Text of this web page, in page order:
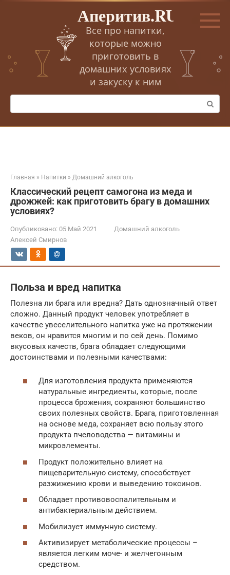
Перейти
Аперитив.RU
Все про напитки,
которые можно
приготовить в
домашних условиях
и закуску к ним
Поиск:
Главная » Напитки » Домашний алкоголь
Классический рецепт самогона из меда и
дрожжей: как приготовить брагу в домашних
условиях?
Опубликовано: 05 Май 2021
Домашний алкоголь
Алексей Смирнов
Польза и вред напитка
Полезна ли брага или вредна? Дать однозначный ответ
сложно. Данный продукт человек употребляет в
качестве увеселительного напитка уже на протяжении
веков, он нравится многим и по сей день. Помимо
вкусовых качеств, брага обладает следующими
достоинствами и полезными качествами:
Для изготовления продукта применяются
натуральные ингредиенты, которые, после
процесса брожения, сохраняют большинство
своих полезных свойств. Брага, приготовленная
на основе меда, сохраняет всю пользу этого
продукта пчеловодства — витамины и
микроэлементы.
Продукт положительно влияет на
пищеварительную систему, способствует
разжижению крови и выведению токсинов.
Обладает противовоспалительным и
антибактериальным действием.
Мобилизует иммунную систему.
Активизирует метаболические процессы –
является легким моче- и желчегонным
средством.